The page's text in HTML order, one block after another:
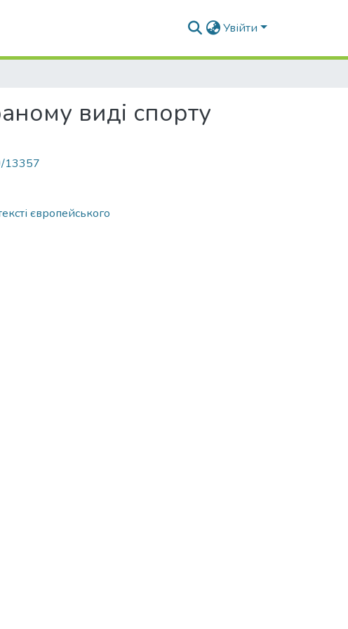
Увійти
виді спорту
13357
європейського